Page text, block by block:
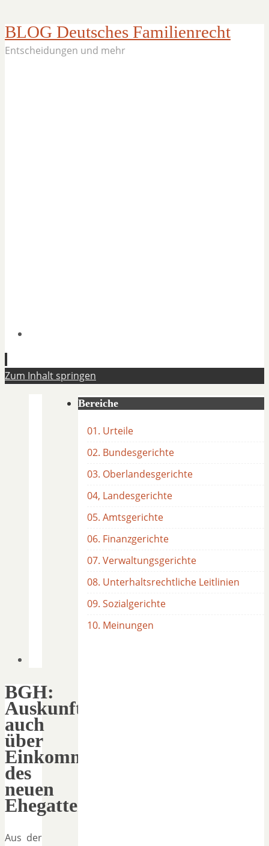
BLOG Deutsches Familienrecht
Entscheidungen und mehr
Zum Inhalt springen
BGH:
Auskunftsanspruch
auch
über
Einkommen
des
neuen
Ehegatten
Aus der
Bereiche
01. Urteile
02. Bundesgerichte
03. Oberlandesgerichte
04, Landesgerichte
05. Amtsgerichte
06. Finanzgerichte
07. Verwaltungsgerichte
08. Unterhaltsrechtliche Leitlinien
09. Sozialgerichte
10. Meinungen